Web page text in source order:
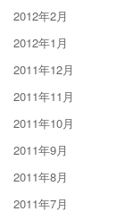
2012年2月
2012年1月
2011年12月
2011年11月
2011年10月
2011年9月
2011年8月
2011年7月